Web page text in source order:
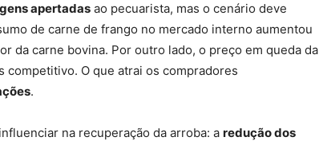
apertadas ao pecuarista, mas o cenário deve
de carne de frango no mercado interno aumentou
da carne bovina. Por outro lado, o preço em queda da
competitivo. O que atrai os compradores
.
na recuperação da arroba: a redução dos